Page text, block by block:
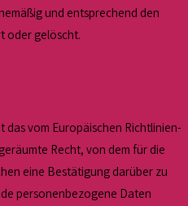
und entsprechend den
oder gelöscht.
vom Europäischen Richtlinien-
Recht, von dem für die
eine Bestätigung darüber zu
personenbezogene Daten